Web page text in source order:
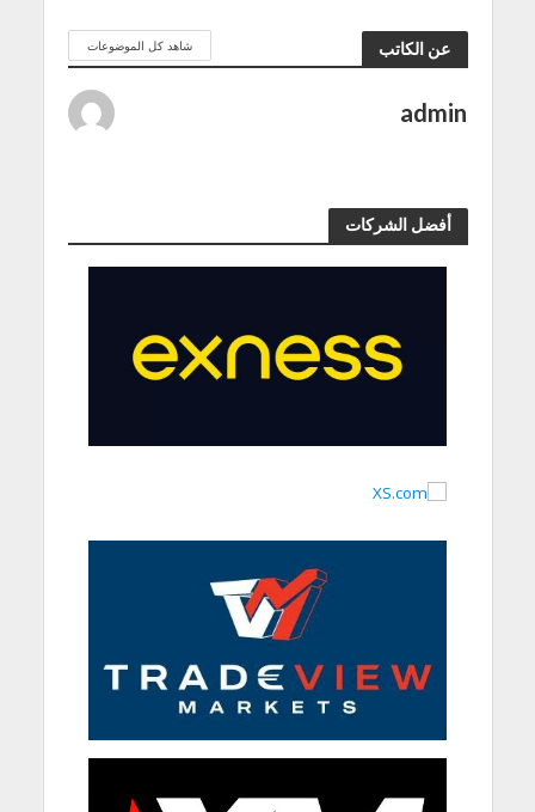
عن الكاتب شاهد كل الموضوعات
admin
أفضل الشركات